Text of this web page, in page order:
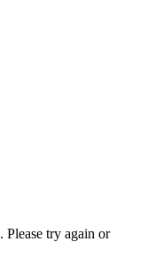
Please try again or